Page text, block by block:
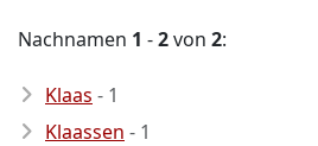
Nachnamen 1 -2von 2:
Klaas - 1
Klaassen - 1